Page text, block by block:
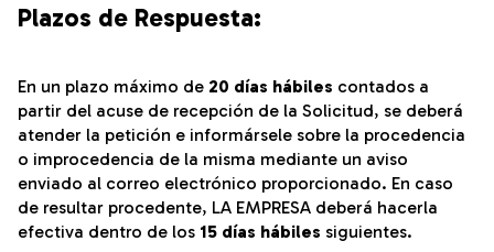
Plazos de Respuesta:
En un plazo máximo de 20 días hábiles contados a
partir del acuse de recepción de la Solicitud, se deberá
atender la petición e informársele sobre la procedencia
o improcedencia de la misma mediante un aviso
enviado al correo electrónico proporcionado. En caso
de resultar procedente, LA EMPRESA deberá hacerla
efectiva dentro de los 15 días hábiles siguientes.